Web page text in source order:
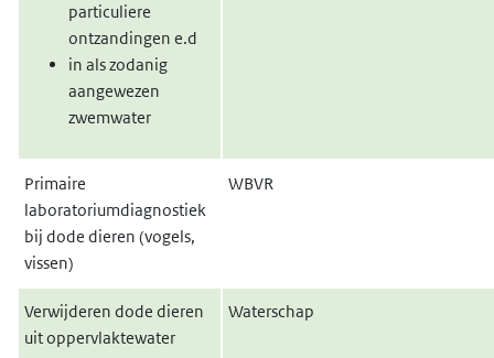
particuliere
ontzandingen e.d
in als zodanig
aangewezen
zwemwater
Primaire
laboratoriumdiagnostiek
bij dode dieren (vogels,
vissen)
WBVR
Verwijderen dode dieren
uit oppervlaktewater
Waterschap